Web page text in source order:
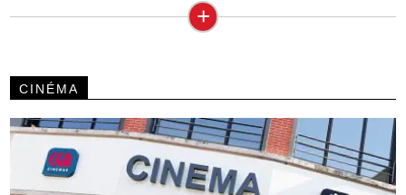
+
CINÉMA